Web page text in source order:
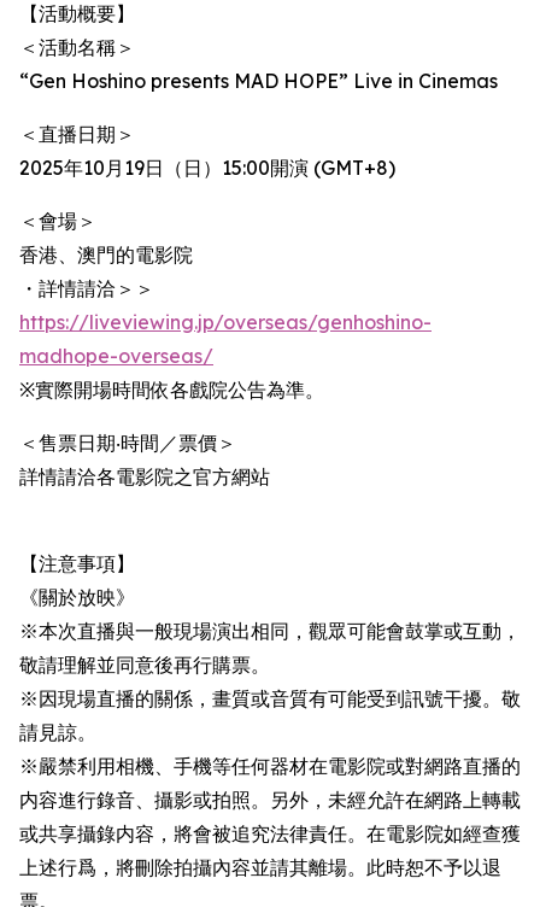
【活動概要】
＜活動名稱＞
“Gen Hoshino presents MAD HOPE” Live in Cinemas
＜直播日期＞
2025年10月19日（日）15:00開演 (GMT+8)
＜會場＞
香港、澳門的電影院
・詳情請洽＞＞
https://liveviewing.jp/overseas/genhoshino-
madhope-overseas/
※實際開場時間依各戲院公告為準。
＜售票日期‧時間／票價＞
詳情請洽各電影院之官方網站
【注意事項】
《關於放映》
※本次直播與一般現場演出相同，觀眾可能會鼓掌或互動，
敬請理解並同意後再行購票。
※因現場直播的關係，畫質或音質有可能受到訊號干擾。敬
請見諒。
※嚴禁利用相機、手機等任何器材在電影院或對網路直播的
内容進行錄音、攝影或拍照。另外，未經允許在網路上轉載
或共享攝錄内容，將會被追究法律責任。在電影院如經查獲
上述行爲，將刪除拍攝內容並請其離場。此時恕不予以退
票。